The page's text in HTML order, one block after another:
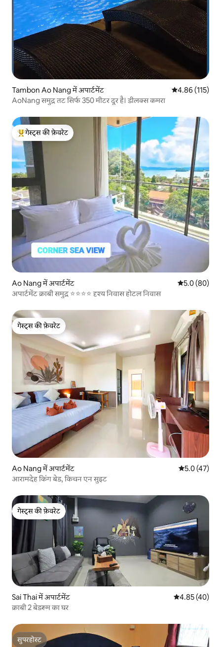
Tambon Ao Nang में अपार्टमेंट औसत रेटिंग 5 में से
4.86 (115)
AoNang समुद्र तट सिर्फ 350 मीटर दूर है। डीलक्स कमरा
गेस्ट्स का टॉप फ़ेवरेट
गेस्ट्स की फ़ेवरेट
Ao Nang में अपार्टमेंट औसत रेटिंग 5 में
5.0 (80)
अपार्टमेंट क्राबी समुद्र ⭐⭐⭐⭐ दृश्य निवास होटल निवास
गेस्ट्स की फ़ेवरेट
गेस्ट्स की फ़ेवरेट
Ao Nang में अपार्टमेंट औसत रेटिंग 5
5.0 (47)
आरामदेह किंग बेड, किचन एन सुइट
गेस्ट्स की फ़ेवरेट
गेस्ट्स की फ़ेवरेट
Sai Thai में अपार्टमेंट औसत रेटिंग 5 में
4.85 (40)
क्राबी 2 बेडरूम का घर
सुपरहोस्ट
सुपरहोस्ट